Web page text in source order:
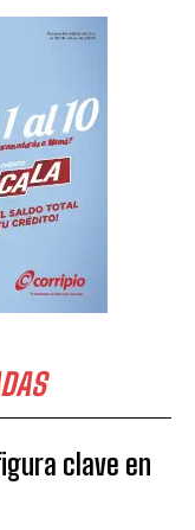
clave en